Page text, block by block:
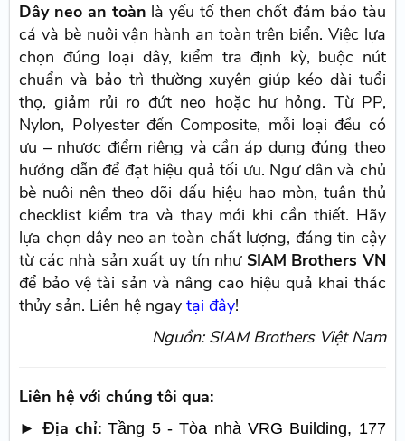
Dây neo an toàn là yếu tố then chốt đảm bảo tàu
cá và bè nuôi vận hành an toàn trên biển. Việc lựa
chọn đúng loại dây, kiểm tra định kỳ, buộc nút
chuẩn và bảo trì thường xuyên giúp kéo dài tuổi
thọ, giảm rủi ro đứt neo hoặc hư hỏng. Từ PP,
Nylon, Polyester đến Composite, mỗi loại đều có
ưu – nhược điểm riêng và cần áp dụng đúng theo
hướng dẫn để đạt hiệu quả tối ưu. Ngư dân và chủ
bè nuôi nên theo dõi dấu hiệu hao mòn, tuân thủ
checklist kiểm tra và thay mới khi cần thiết. Hãy
lựa chọn dây neo an toàn chất lượng, đáng tin cậy
từ các nhà sản xuất uy tín nhưSIAM Brothers VN
để bảo vệ tài sản và nâng cao hiệu quả khai thác
thủy sản. Liên hệ ngaytại đây!
Nguồn: SIAM Brothers Việt Nam
Liên hệ với chúng tôi qua:
► Địa chỉ:Tầng 5 - Tòa nhà VRG Building, 177